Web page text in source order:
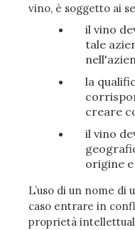
vino, è soggetto ai
il vino
tale
la
creare
il vino
origine
L’uso di un nome di
caso entrare in
proprietà